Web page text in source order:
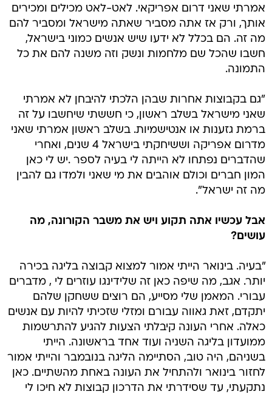
אמרתי שאני דרום אפריקאי. לאט-לאט מכילים ומכירים
אותך, ורק אז אתה מסביר שאתה מישראל ומסביר להם
מה זה. הם בכלל לא ידעו שיש אנשים כמוני בישראל,
חשבו שהכל שם מלחמות ונשק וזה משנה להם את כל
התמונה.
"גם בקבוצות אחרות שבהן הלכתי להיבחן לא אמרתי
שאני מישראל בשלב ראשון, כי חששתי שיחשבו על זה
ברמת גזענות או אנטישמיות. בשלב ראשון אמרתי שאני
מדרום אפריקה וששיחקתי בישראל 4 שנים, ואחרי
שהדברים נפתחו לא הייתה לי בעיה לספר .יש לי כאן
המון חברים וכולם אוהבים את מי שאני ולמדו גם להבין
מה זה ישראל".
אבל עכשיו אתה תקוע ויש את משבר הקורונה, מה
עושים?
"בעיה. בינואר הייתי אמור למצוא קבוצה בליגה בכירה
יותר. אגב, מה שיפה כאן זה שלידינגו עוזרים לי , מדברים
עבורי. המאמן שלי מסייע, הם רוצים ששחקן שלהם
יתקדם, זאת גאווה עבורם ומזלי שזכיתי להיות עם אנשים
כאלה. אחרי העונה קיבלתי הצעות להגיע להתרשמות
ממועדון בליגה השניה ועוד אחד בראשונה. הייתי
בשניהם, היה טוב, הסתיימה הליגה בנובמבר והייתי אמור
לחזור בינואר ולהתחיל את העונה באחת מהשתיים. כאן
נתקעתי, עד שסידרתי את הדרכון קבוצות לא חיכו לי